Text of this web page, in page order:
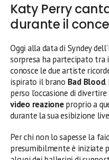
Katy Perry
durante il
Oggi alla data di Syndey
sorpresa ha partecipato tra
conosce le due artiste
ispirato il brano Bad Blood.
perso l’occasione di
video reazioneproprio a
durante la sua esibizione
Per chi non lo sapesse la
presumibilmente è iniziate